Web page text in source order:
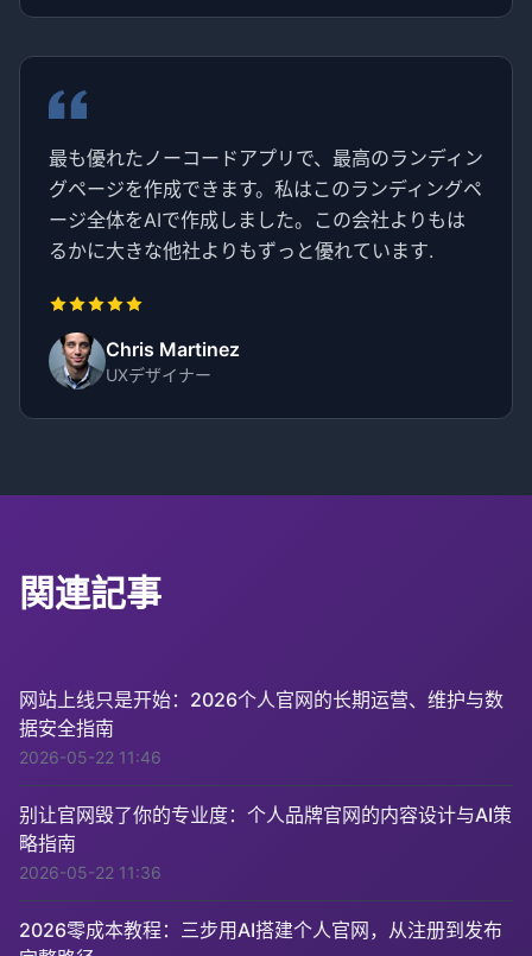
最も優れたノーコードアプリで、最高のランディン
グページを作成できます。私はこのランディングペ
ージ全体をAIで作成しました。この会社よりもは
るかに大きな他社よりもずっと優れています.
Chris Martinez
UXデザイナー
関連記事
网站上线只是开始：2026个人官网的长期运营、维护与数
据安全指南
2026-05-22 11:46
别让官网毁了你的专业度：个人品牌官网的内容设计与AI策
略指南
2026-05-22 11:36
2026零成本教程：三步用AI搭建个人官网，从注册到发布